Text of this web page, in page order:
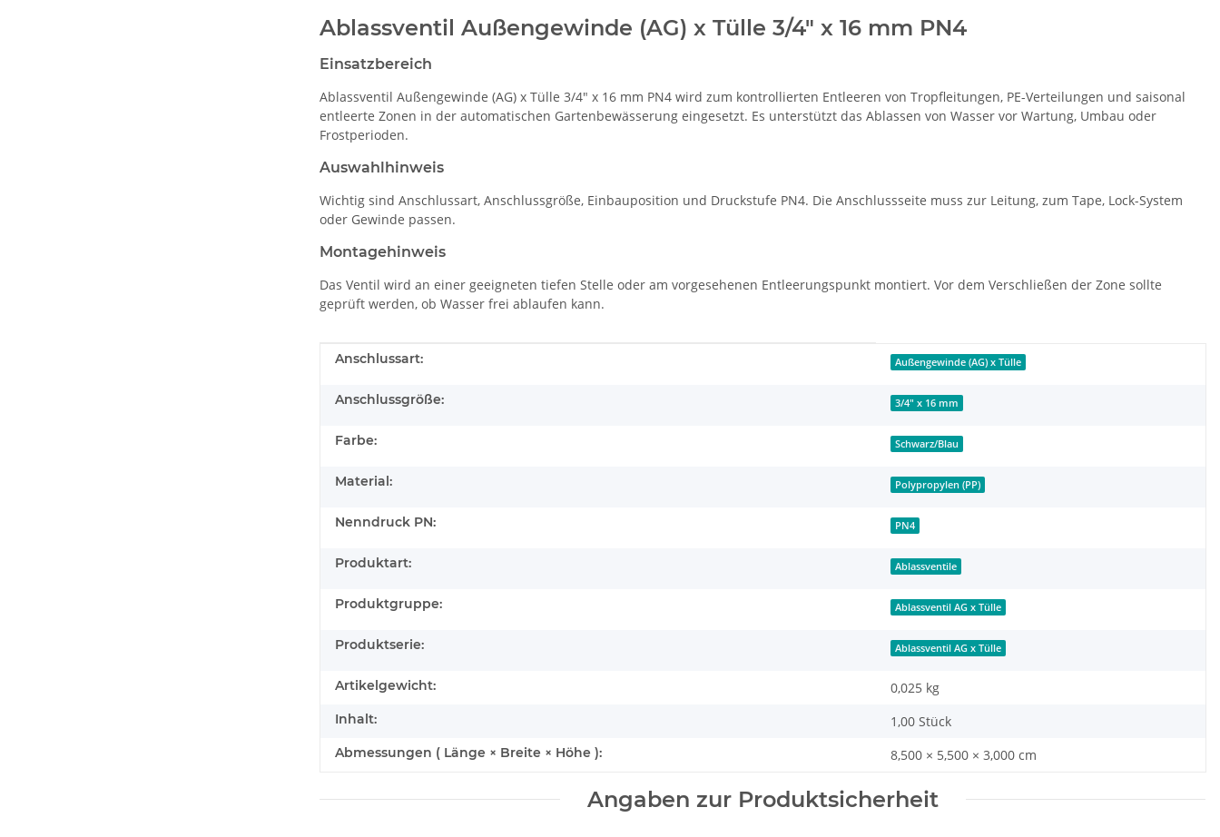
Ablassventil Außengewinde (AG) x Tülle 3/4" x 16 mm PN4
Einsatzbereich
Ablassventil Außengewinde (AG) x Tülle 3/4" x 16 mm PN4 wird zum kontrollierten Entleeren von Tropfleitungen, PE-Verteilungen und saisonal
entleerte Zonen in der automatischen Gartenbewässerung eingesetzt. Es unterstützt das Ablassen von Wasser vor Wartung, Umbau oder
Frostperioden.
Auswahlhinweis
Wichtig sind Anschlussart, Anschlussgröße, Einbauposition und Druckstufe PN4. Die Anschlussseite muss zur Leitung, zum Tape, Lock-System
oder Gewinde passen.
Montagehinweis
Das Ventil wird an einer geeigneten tiefen Stelle oder am vorgesehenen Entleerungspunkt montiert. Vor dem Verschließen der Zone sollte
geprüft werden, ob Wasser frei ablaufen kann.
Produkteigenschaft
Wert
Anschlussart: Außengewinde (AG) x Tülle
Anschlussgröße: 3/4" x 16 mm
Farbe: Schwarz/Blau
Material: Polypropylen (PP)
Nenndruck PN: PN4
Produktart: Ablassventile
Produktgruppe: Ablassventil AG x Tülle
Produktserie: Ablassventil AG x Tülle
Artikelgewicht: 0,025 kg
Inhalt: 1,00 Stück
Abmessungen ( Länge × Breite × Höhe ): 8,500 × 5,500 × 3,000 cm
Angaben zur Produktsicherheit